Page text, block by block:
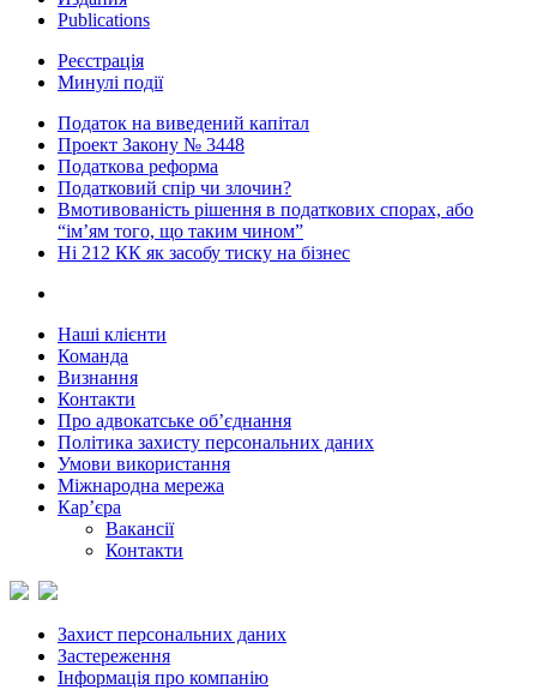
Publications
Реєстрація
Минулі події
Податок на виведений капітал
Проект Закону № 3448
Податкова реформа
Податковий спір чи злочин?
Вмотивованість рішення в податкових спорах, або
“ім’ям того, що таким чином”
Ні 212 КК як засобу тиску на бізнес
Наші клієнти
Команда
Визнання
Контакти
Про адвокатське об’єднання
Політика захисту персональних даних
Умови використання
Міжнародна мережа
Кар’єра
Вакансії
Контакти
Захист персональних даних
Застереження
Інформація про компанію